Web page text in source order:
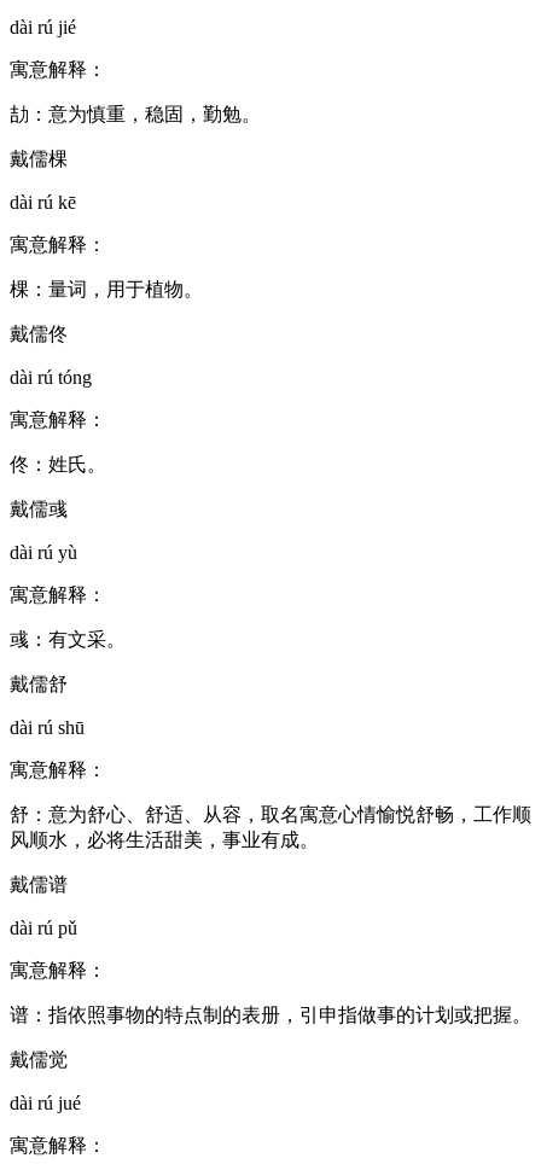
dài rú jié
寓意解释：
劼：意为慎重，稳固，勤勉。
戴儒棵
dài rú kē
寓意解释：
棵：量词，用于植物。
戴儒佟
dài rú tóng
寓意解释：
佟：姓氏。
戴儒彧
dài rú yù
寓意解释：
彧：有文采。
戴儒舒
dài rú shū
寓意解释：
舒：意为舒心、舒适、从容，取名寓意心情愉悦舒畅，工作顺
风顺水，必将生活甜美，事业有成。
戴儒谱
dài rú pǔ
寓意解释：
谱：指依照事物的特点制的表册，引申指做事的计划或把握。
戴儒觉
dài rú jué
寓意解释：